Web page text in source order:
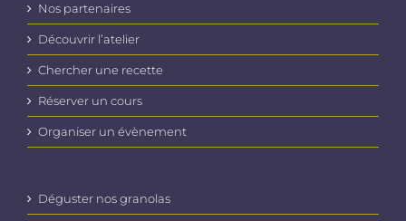
Nos partenaires
Découvrir l’atelier
Chercher une recette
Réserver un cours
Organiser un évènement
Déguster nos granolas